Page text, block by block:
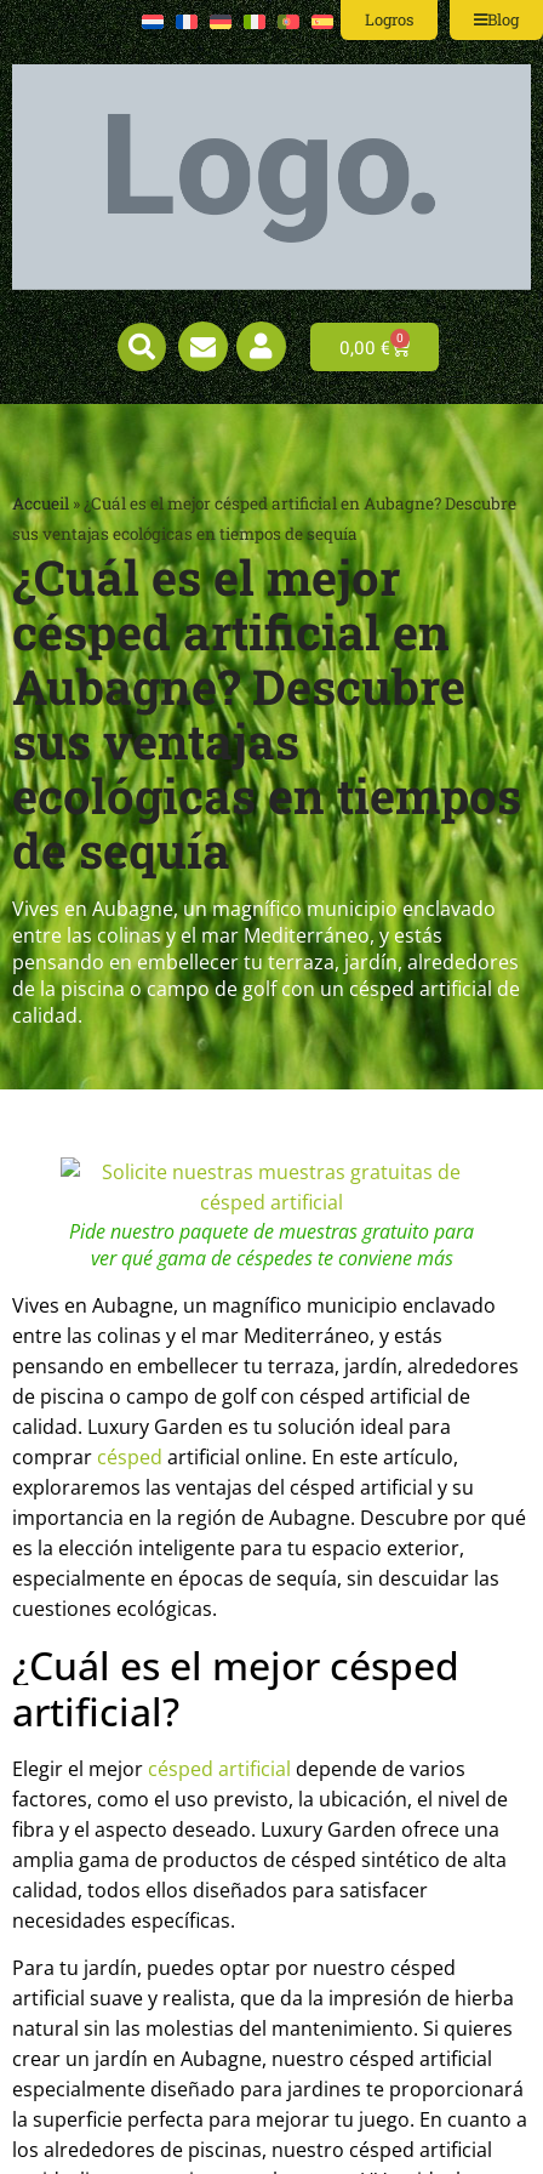
Logros Blog
0,00 € 0
Accueil »¿Cuál es el mejor césped artificial en Aubagne? Descubre
sus ventajas ecológicas en tiempos de sequía
¿Cuál es el mejor
césped artificial en
Aubagne? Descubre
sus ventajas
ecológicas en tiempos
de sequía
Vives en Aubagne, un magnífico municipio enclavado
entre las colinas y el mar Mediterráneo, y estás
pensando en embellecer tu terraza, jardín, alrededores
de la piscina o campo de golf con un césped artificial de
calidad.
Pide nuestro paquete de muestras gratuito para
ver qué gama de céspedes te conviene más
Vives en Aubagne, un magnífico municipio enclavado
entre las colinas y el mar Mediterráneo, y estás
pensando en embellecer tu terraza, jardín, alrededores
de piscina o campo de golf con césped artificial de
calidad. Luxury Garden es tu solución ideal para
comprar césped artificial online. En este artículo,
exploraremos las ventajas del césped artificial y su
importancia en la región de Aubagne. Descubre por qué
es la elección inteligente para tu espacio exterior,
especialmente en épocas de sequía, sin descuidar las
cuestiones ecológicas.
¿Cuál es el mejor césped
artificial?
Elegir el mejor césped artificial depende de varios
factores, como el uso previsto, la ubicación, el nivel de
fibra y el aspecto deseado. Luxury Garden ofrece una
amplia gama de productos de césped sintético de alta
calidad, todos ellos diseñados para satisfacer
necesidades específicas.
Para tu jardín, puedes optar por nuestro césped
artificial suave y realista, que da la impresión de hierba
natural sin las molestias del mantenimiento. Si quieres
crear un jardín en Aubagne, nuestro césped artificial
especialmente diseñado para jardines te proporcionará
la superficie perfecta para mejorar tu juego. En cuanto a
los alrededores de piscinas, nuestro césped artificial